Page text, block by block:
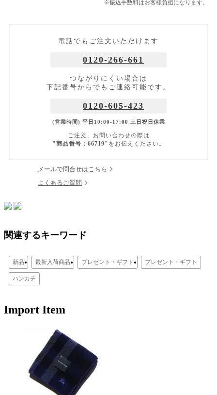
※振込手数料はお客様負担になります。
電話でもご注文いただけます
0120-266-661
つながりにくい場合は
下記番号からでもご連絡可能です。
0120-605-423
(営業時間) 平日10:00-17:00 土日祝日休業
ご注文、お問い合わせの際は
"商品番号：66719" をお伝えください。
メールで問合せはこちら
よくあるご質問
関連するキーワード
新品 最新入荷商品 プレゼント・ギフト プレゼント・ギフト
ハンカチ
Import Item